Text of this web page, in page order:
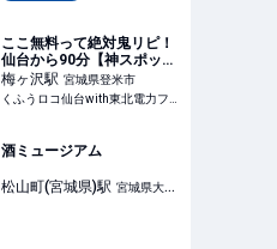
ここ無料って絶対鬼リピ！
仙台から90分【神スポッ
ト】「県NO.1級すべり台」
「朝ドラの聖地」「ラーメ
ンもキャンプも最高」 | く
フロンティア
梅ヶ沢駅 宮城県登米市
くふうロコ仙台with東北電力フロンティア
酒ミュージアム
松山町(宮城県)駅 宮城県大崎